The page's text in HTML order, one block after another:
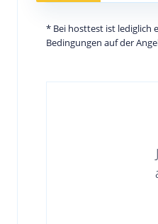
* Bei hosttest ist lediglich
Bedingungen auf der